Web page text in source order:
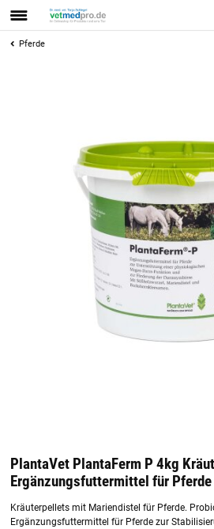
Pferde
PlantaVet PlantaFerm P 4kg
Ergänzungsfuttermittel für Pferde
Kräuterpellets mit Mariendistel für Pferde.
Ergänzungsfuttermittel für Pferde zur